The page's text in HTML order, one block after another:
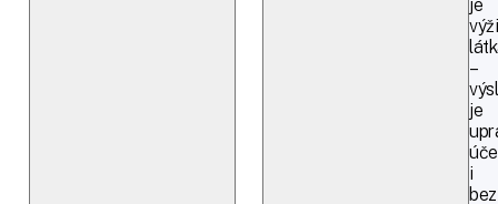
je
–
je
i
bez